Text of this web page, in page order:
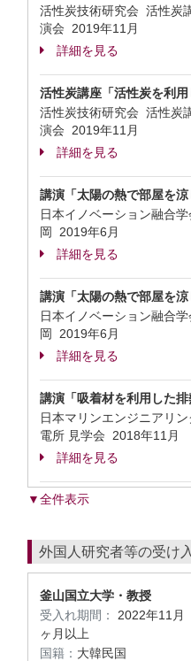
活性炭技術研究会 活性炭
演会 2019年11月
詳細を見る
活性炭講座「活性炭を利用
活性炭技術研究会 活性炭
演会 2019年11月
詳細を見る
講演「太陽の熱で部屋を涼
日本イノベーション融合
岡 2019年6月
詳細を見る
講演「太陽の熱で部屋を涼
日本イノベーション融合
岡 2019年6月
詳細を見る
講演「吸着材を利用した排
日本マリンエンジニアリ
電所 見学会 2018年11月
詳細を見る
▼全件表示
外国人研究者等の受け
釜山国立大学・教授
受入れ期間：
2022年11月
ヶ月以上
国籍： 大韓民国